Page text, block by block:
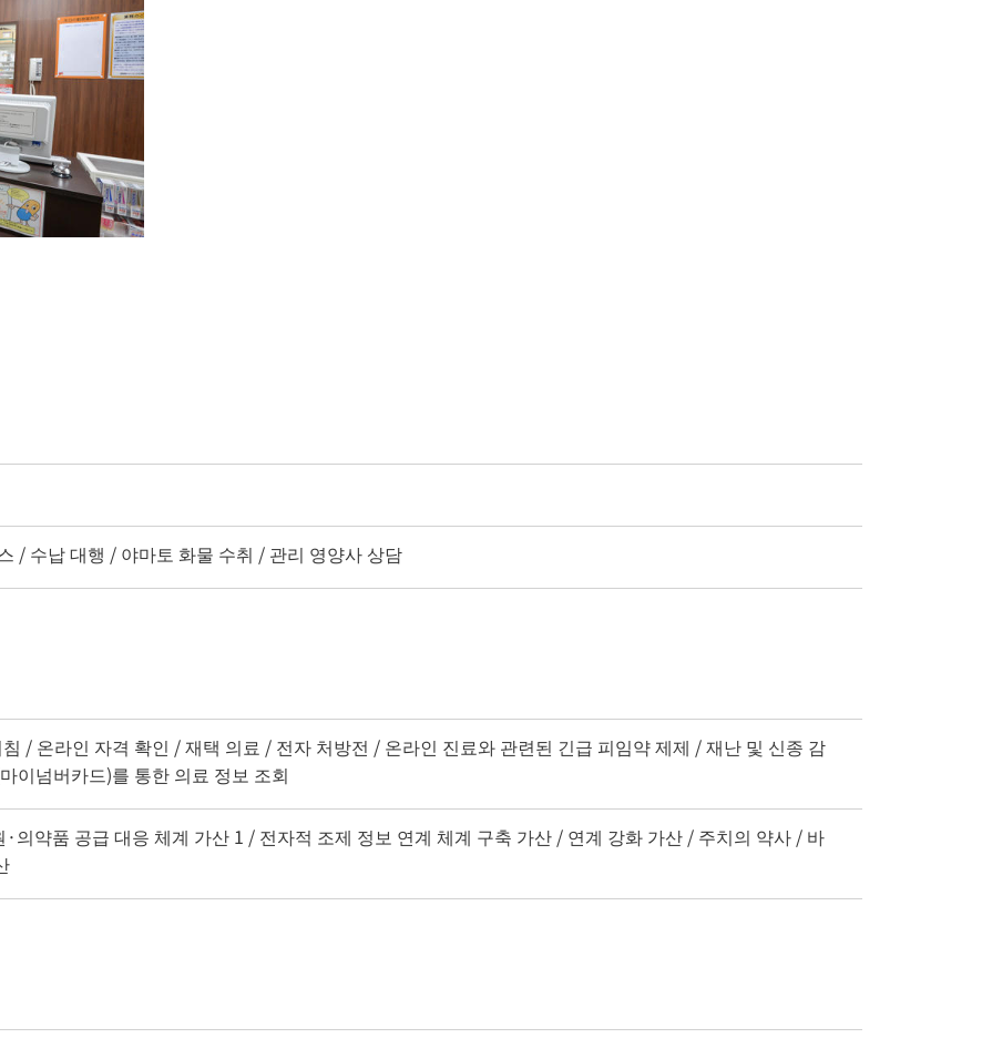
/ 수납 대행 / 야마토 화물 수취 / 관리 영양사 상담
/ 온라인 자격 확인 / 재택 의료 / 전자 처방전 / 온라인 진료와 관련된 긴급 피임약 제제 / 재난 및 신종 감
이넘버카드)를 통한 의료 정보 조회
의약품 공급 대응 체계 가산 1 / 전자적 조제 정보 연계 체계 구축 가산 / 연계 강화 가산 / 주치의 약사 / 바